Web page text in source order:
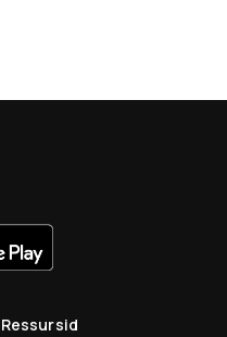
Ressursid